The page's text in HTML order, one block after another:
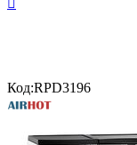
Код:RPD3196